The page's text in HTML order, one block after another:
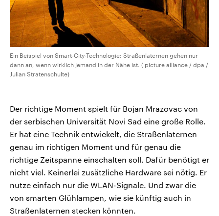
Ein Beispiel von Smart-City-Technologie: Straßenlaternen gehen nur
dann an, wenn wirklich jemand in der Nähe ist. ( picture alliance / dpa /
Julian Stratenschulte)
Der richtige Moment spielt für Bojan Mrazovac von
der serbischen Universität Novi Sad eine große Rolle.
Er hat eine Technik entwickelt, die Straßenlaternen
genau im richtigen Moment und für genau die
richtige Zeitspanne einschalten soll. Dafür benötigt er
nicht viel. Keinerlei zusätzliche Hardware sei nötig. Er
nutze einfach nur die WLAN-Signale. Und zwar die
von smarten Glühlampen, wie sie künftig auch in
Straßenlaternen stecken könnten.